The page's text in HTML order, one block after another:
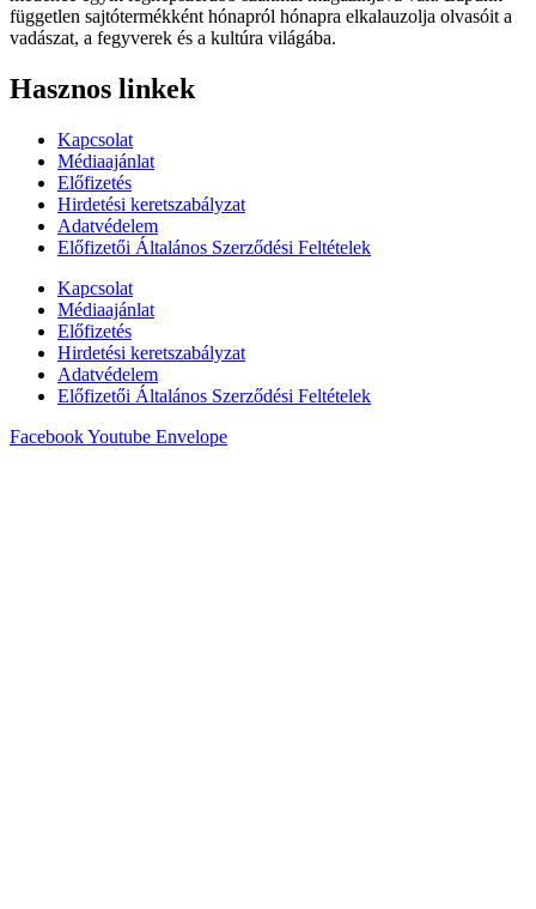
független sajtótermékként hónapról hónapra elkalauzolja olvasóit a
vadászat, a fegyverek és a kultúra világába.
Hasznos linkek
Kapcsolat
Médiaajánlat
Előfizetés
Hirdetési keretszabályzat
Adatvédelem
Előfizetői Általános Szerződési Feltételek
Kapcsolat
Médiaajánlat
Előfizetés
Hirdetési keretszabályzat
Adatvédelem
Előfizetői Általános Szerződési Feltételek
FacebookYoutube Envelope